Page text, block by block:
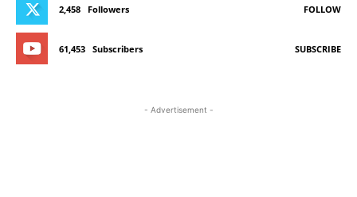
2,458 Followers FOLLOW
61,453 Subscribers SUBSCRIBE
- Advertisement -